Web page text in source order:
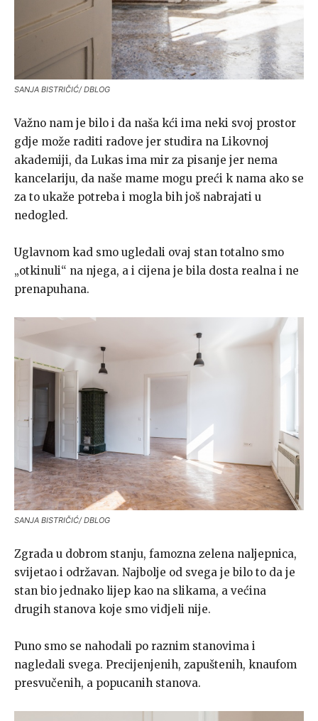
SANJA BISTRIČIĆ/ DBLOG
Važno nam je bilo i da naša kći ima neki svoj prostor
gdje može raditi radove jer studira na Likovnoj
akademiji, da Lukas ima mir za pisanje jer nema
kancelariju, da naše mame mogu preći k nama ako se
za to ukaže potreba i mogla bih još nabrajati u
nedogled.
Uglavnom kad smo ugledali ovaj stan totalno smo
„otkinuli“ na njega, a i cijena je bila dosta realna i ne
prenapuhana.
SANJA BISTRIČIĆ/ DBLOG
Zgrada u dobrom stanju, famozna zelena naljepnica,
svijetao i održavan. Najbolje od svega je bilo to da je
stan bio jednako lijep kao na slikama, a većina
drugih stanova koje smo vidjeli nije.
Puno smo se nahodali po raznim stanovima i
nagledali svega. Precijenjenih, zapuštenih, knaufom
presvučenih, a popucanih stanova.